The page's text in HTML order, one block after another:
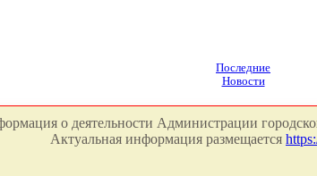
Последние
Новости
о деятельности Администрации
Актуальная информация размещается